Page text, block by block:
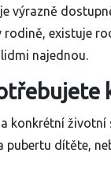
výrazně
existuje
najednou.
konkrétní
pubertu dítěte,